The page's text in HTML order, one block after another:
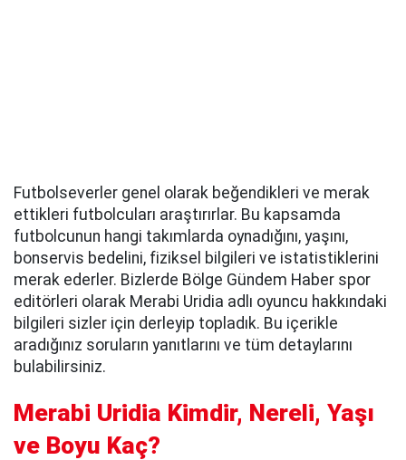
Futbolseverler genel olarak beğendikleri ve merak
ettikleri futbolcuları araştırırlar. Bu kapsamda
futbolcunun hangi takımlarda oynadığını, yaşını,
bonservis bedelini, fiziksel bilgileri ve istatistiklerini
merak ederler. Bizlerde Bölge Gündem Haber spor
editörleri olarak Merabi Uridia adlı oyuncu hakkındaki
bilgileri sizler için derleyip topladık. Bu içerikle
aradığınız soruların yanıtlarını ve tüm detaylarını
bulabilirsiniz.
Merabi Uridia Kimdir, Nereli, Yaşı
ve Boyu Kaç?